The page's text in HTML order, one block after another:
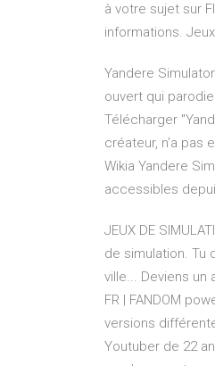
à votre sujet sur
informations.
Yandere
ouvert qui
Télécharger
créateur, n'a pas
Wikia Yandere
accessibles
JEUX DE
de simulation. Tu
ville... Deviens
FR | FANDOM
versions
Youtuber de 22